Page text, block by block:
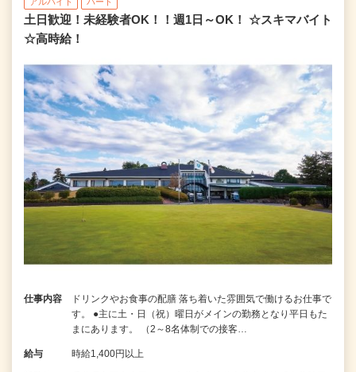
土日歓迎！未経験者OK！！週1日～OK！ ☆スキマバイト
☆高時給！
仕事内容
ドリンクやお食事の配膳 落ち着いた雰囲気で働けるお仕事で
す。 ●主に土・日（祝）曜日がメインの勤務となり平日もた
まにあります。 （2～8名体制での接客…
給与 時給1,400円以上